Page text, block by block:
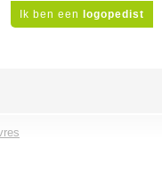
Ik ben een logopedist